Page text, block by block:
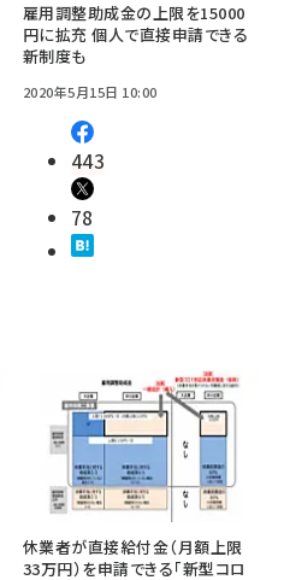
雇用調整助成金の上限を15000
円に拡充 個人で直接申請できる
新制度も
2020年5月15日 10:00
443
78
休業者が直接給付金（月額上限
33万円）を申請できる「新型コロ